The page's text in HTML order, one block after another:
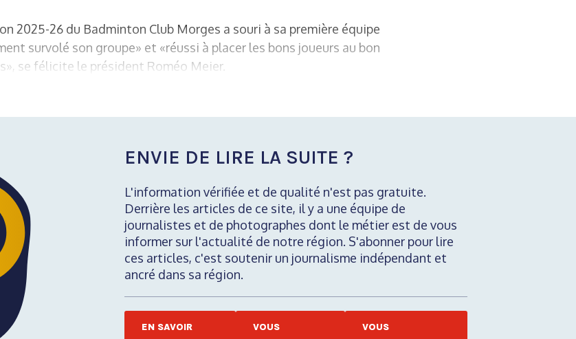
2025-26 du Badminton Club Morges a souri à sa première équipe
survolé son groupe» et «réussi à placer les bons joueurs au bon
se félicite le président Roméo Meier.
ENVIE DE LIRE LA SUITE ?
L'information vérifiée et de qualité n'est pas gratuite.
Derrière les articles de ce site, il y a une équipe de
journalistes et de photographes dont le métier est de vous
informer sur l'actualité de notre région. S'abonner pour lire
ces articles, c'est soutenir un journalisme indépendant et
ancré dans sa région.
EN SAVOIR
VOUS
VOUS